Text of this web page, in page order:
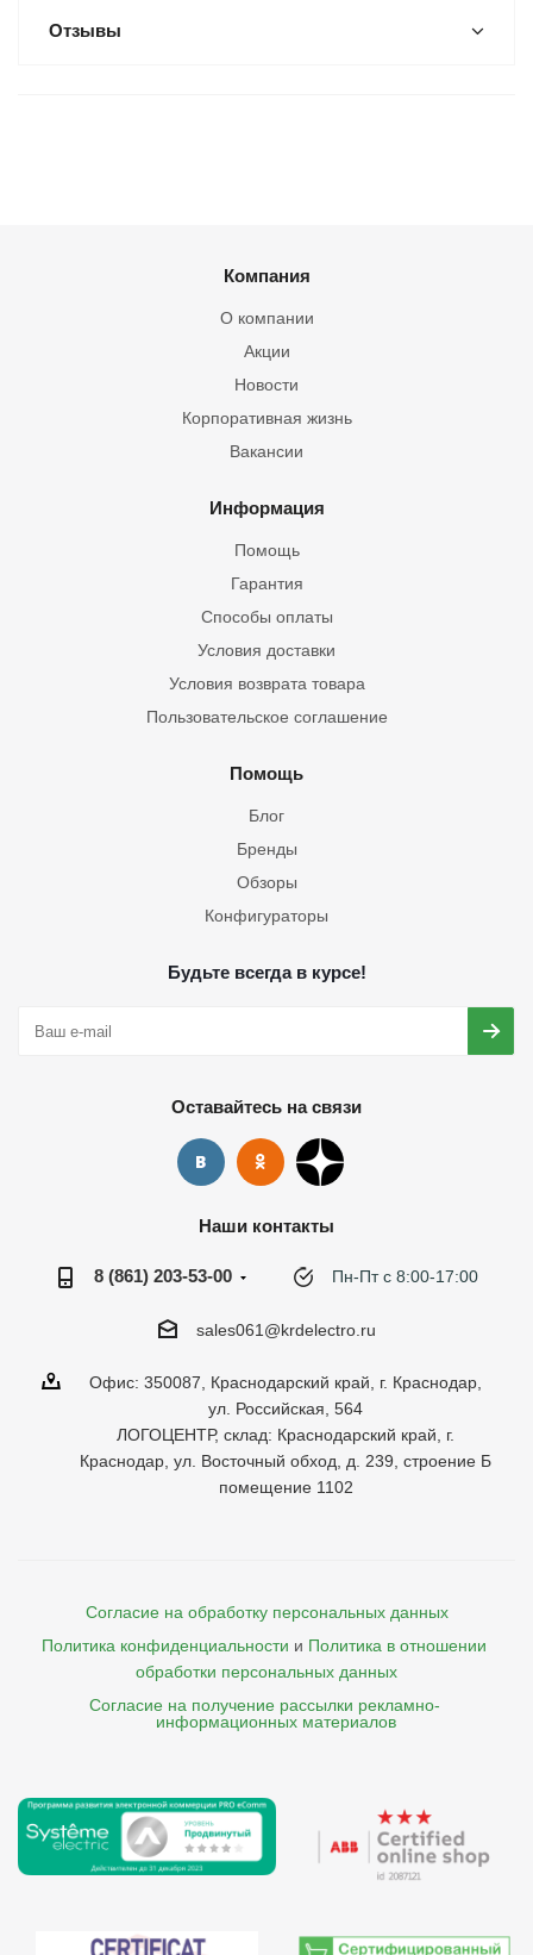
Отзывы
Компания
О компании
Акции
Новости
Корпоративная жизнь
Вакансии
Информация
Помощь
Гарантия
Способы оплаты
Условия доставки
Условия возврата товара
Пользовательское соглашение
Помощь
Блог
Бренды
Обзоры
Конфигураторы
Будьте всегда в курсе!
Оставайтесь на связи
Наши контакты
8 (861) 203-53-00 Пн-Пт с 8:00-17:00
sales061@krdelectro.ru
Офис: 350087, Краснодарский край, г. Краснодар,
ул. Российская, 564
ЛОГОЦЕНТР, склад: Краснодарский край, г.
Краснодар, ул. Восточный обход, д. 239, строение Б
помещение 1102
Согласие на обработку персональных данных
Политика конфиденциальности и Политика в отношении
обработки персональных данных
Согласие на получение рассылки рекламно-
    информационных материалов